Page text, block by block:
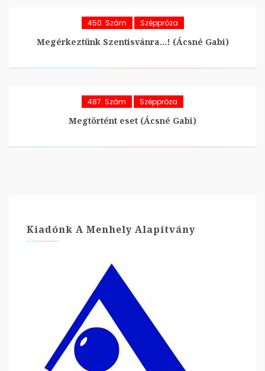
450. Szám Széppróza
Megérkeztünk Szentisvánra…! (Ácsné Gabi)
487. Szám Széppróza
Megtörtént eset (Ácsné Gabi)
Kiadónk A Menhely Alapítvány